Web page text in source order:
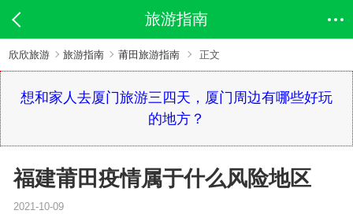
旅游指南
欣欣旅游 旅游指南 莆田旅游指南 正文
想和家人去厦门旅游三四天，厦门周边有哪些好玩
的地方？
福建莆田疫情属于什么风险地区
2021-10-09